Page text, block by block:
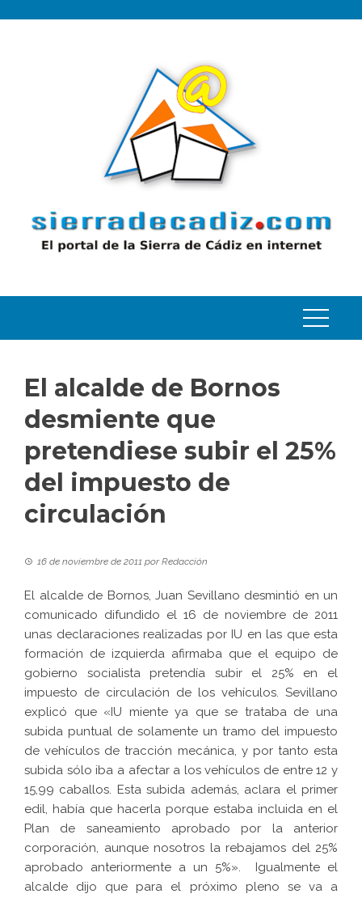
El alcalde de Bornos
desmiente que
pretendiese subir el 25%
del impuesto de
circulación
16 de noviembre de 2011 porRedacción
El alcalde de Bornos, Juan Sevillano desmintió en un
comunicado difundido el 16 de noviembre de 2011
unas declaraciones realizadas por IU en las que esta
formación de izquierda afirmaba que el equipo de
gobierno socialista pretendía subir el 25% en el
impuesto de circulación de los vehículos. Sevillano
explicó que «IU miente ya que se trataba de una
subida puntual de solamente un tramo del impuesto
de vehículos de tracción mecánica, y por tanto esta
subida sólo iba a afectar a los vehículos de entre 12 y
15,99 caballos. Esta subida además, aclara el primer
edil, había que hacerla porque estaba incluida en el
Plan de saneamiento aprobado por la anterior
corporación, aunque nosotros la rebajamos del 25%
aprobado anteriormente a un 5%». Igualmente el
alcalde dijo que para el próximo pleno se va a